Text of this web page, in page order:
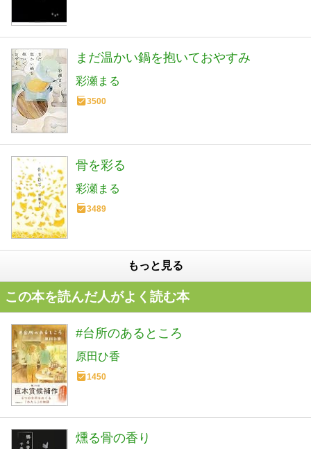
まだ温かい鍋を抱いておやすみ
彩瀬まる
3500
骨を彩る
彩瀬まる
3489
もっと見る
この本を読んだ人がよく読む本
#台所のあるところ
原田ひ香
1450
燻る骨の香り